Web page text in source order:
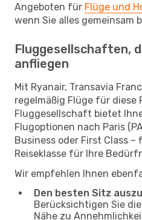
Angeboten für Flüge und
wenn Sie alles gemeinsam
Fluggesellschaften,
anfliegen
Mit Ryanair, Transavia
regelmäßig Flüge für diese
Fluggesellschaft bietet
Flugoptionen nach Paris
Business oder First Class
Reiseklasse für Ihre
Wir empfehlen Ihnen
Den besten Sitz
Berücksichtigen Sie
Nähe zu